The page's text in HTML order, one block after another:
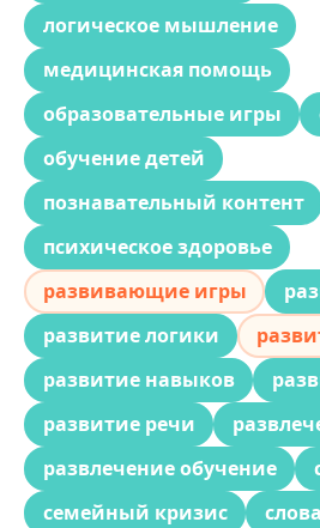
логическое мышление
медицинская помощь
образовательные игры
обучение детей
познавательный контент
психическое здоровье
развивающие игры
развитие логики
развитие навыков
развитие речи
развлечение обучение
семейный кризис